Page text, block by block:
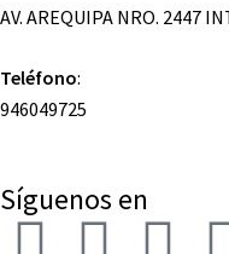
AV. AREQUIPA NRO. 2447
Teléfono:
946049725
Síguenos en